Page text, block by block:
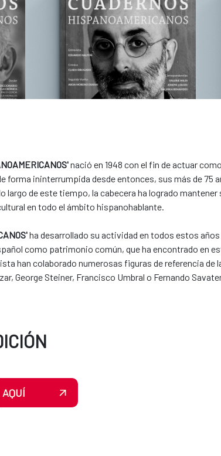
nació en 1948 con el fin de actuar
forma ininterrumpida desde entonces, sus más de 75
largo de este tiempo, la cabecera ha logrado
en todo el ámbito hispanohablante.
ha desarrollado su actividad en todos estos
como patrimonio común, que ha encontrado en
han colaborado numerosas figuras de referencia
George Steiner, Francisco Umbral o Fernando
AQUÍ